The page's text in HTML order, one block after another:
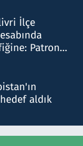
İlçe
Patron
aldık